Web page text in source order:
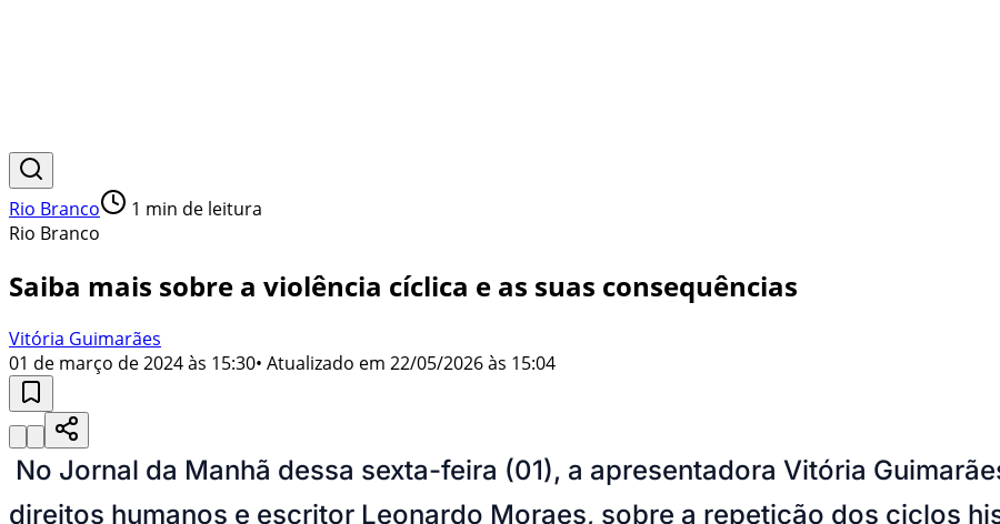
Rio Branco 1 min de leitura
Rio Branco
Saiba mais sobre a violência cíclica e as suas consequências
Vitória Guimarães
01 de março de 2024 às 15:30• Atualizado em 22/05/2026 às 15:04
No Jornal da Manhã dessa sexta-feira (01), a apresentadora Vitória
direitos humanos e escritor Leonardo Moraes, sobre a repetição dos ciclos